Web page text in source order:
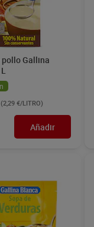
pollo Gallina
(2,29 €/LITRO)
Añadir